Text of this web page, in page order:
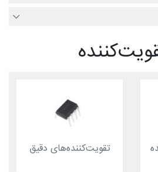
تقویت‌کننده‌های دقیق